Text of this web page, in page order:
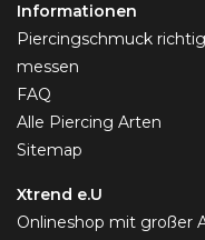
Informationen
Piercingschmuck richtig
messen
FAQ
Alle Piercing Arten
Sitemap
Xtrend e.U
Onlineshop mit großer